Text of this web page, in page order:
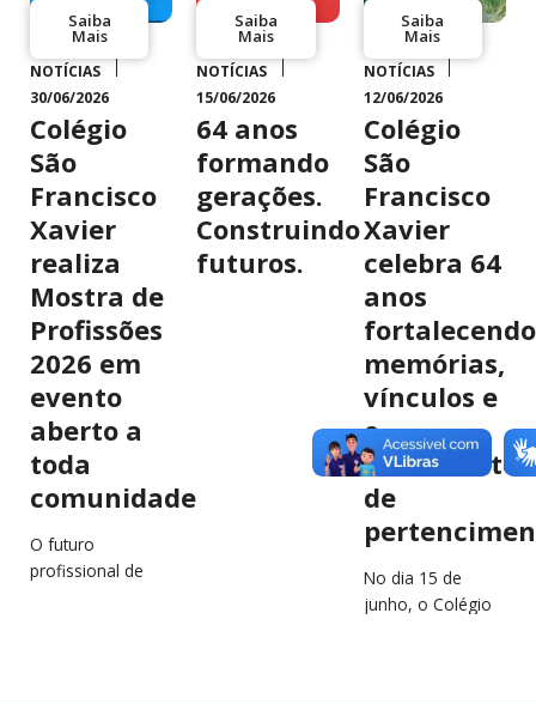
Saiba
Mais
NOTÍCIAS
30/06/2026
Colégio
São
Francisco
Xavier
realiza
Mostra de
Profissões
2026 em
evento
aberto a
toda
comunidade
O futuro
profissional de
Saiba
Mais
NOTÍCIAS
15/06/2026
64 anos
formando
gerações.
Construindo
futuros.
Saiba
Mais
NOTÍCIAS
12/06/2026
Colégio
São
Francisco
Xavier
celebra 64
anos
fortalecendo
memórias,
vínculos e
o
sentimento
de
No dia 15 de
junho, o Colégio